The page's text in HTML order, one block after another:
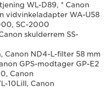
WL-D89, * Canon
vidvinkeladapter WA-U58
SC-2000
skulderrem SS-
Canon ND4-L-filter 58 mm
GPS-modtager GP-E2
Canon
10LiII, Canon